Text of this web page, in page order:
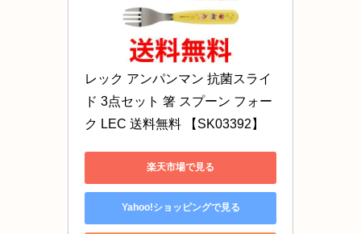
レック アンパンマン 抗菌スライ
ド 3点セット 箸 スプーン フォー
ク LEC 送料無料 【SK03392】
楽天市場で見る
Yahoo!ショッピングで見る